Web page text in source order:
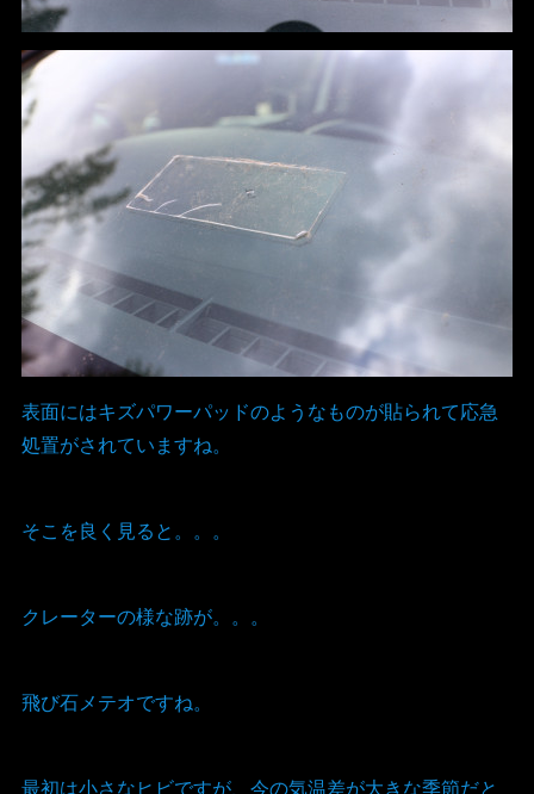
表面にはキズパワーパッドのようなものが貼られて応急
処置がされていますね。
そこを良く見ると。。。
クレーターの様な跡が。。。
飛び石メテオですね。
最初は小さなヒビですが、今の気温差が大きな季節だと